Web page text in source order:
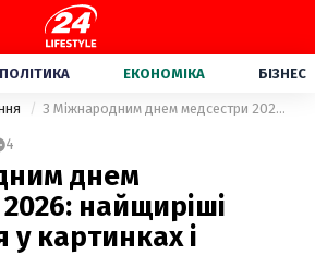
ЕКОНОМІКА БІЗНЕС
З Міжнародним днем медсестри 2026: найщиріші привітання у картинках і словах
4
днем
найщиріші
у картинках і